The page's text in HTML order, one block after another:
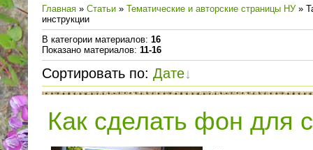
Главная » Статьи » Тематические и авторские страницы НУ»
инструкции
В категории материалов: 16
Показано материалов: 11-16
Сортировать по: Дате
Как сделать фон для